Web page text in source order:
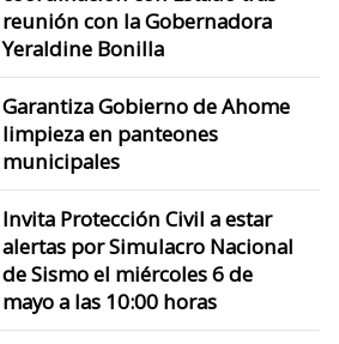
reunión con la Gobernadora
Yeraldine Bonilla
Garantiza Gobierno de Ahome
limpieza en panteones
municipales
Invita Protección Civil a estar
alertas por Simulacro Nacional
de Sismo el miércoles 6 de
mayo a las 10:00 horas